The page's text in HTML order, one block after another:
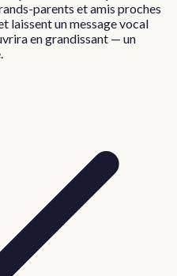
parents et amis proches
laissent un message vocal
en grandissant — un